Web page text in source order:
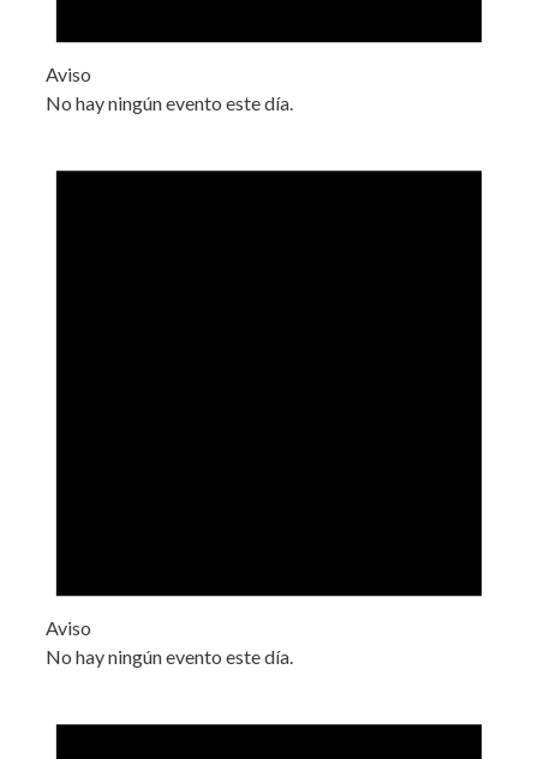
Aviso
No hay ningún evento este día.
Aviso
No hay ningún evento este día.